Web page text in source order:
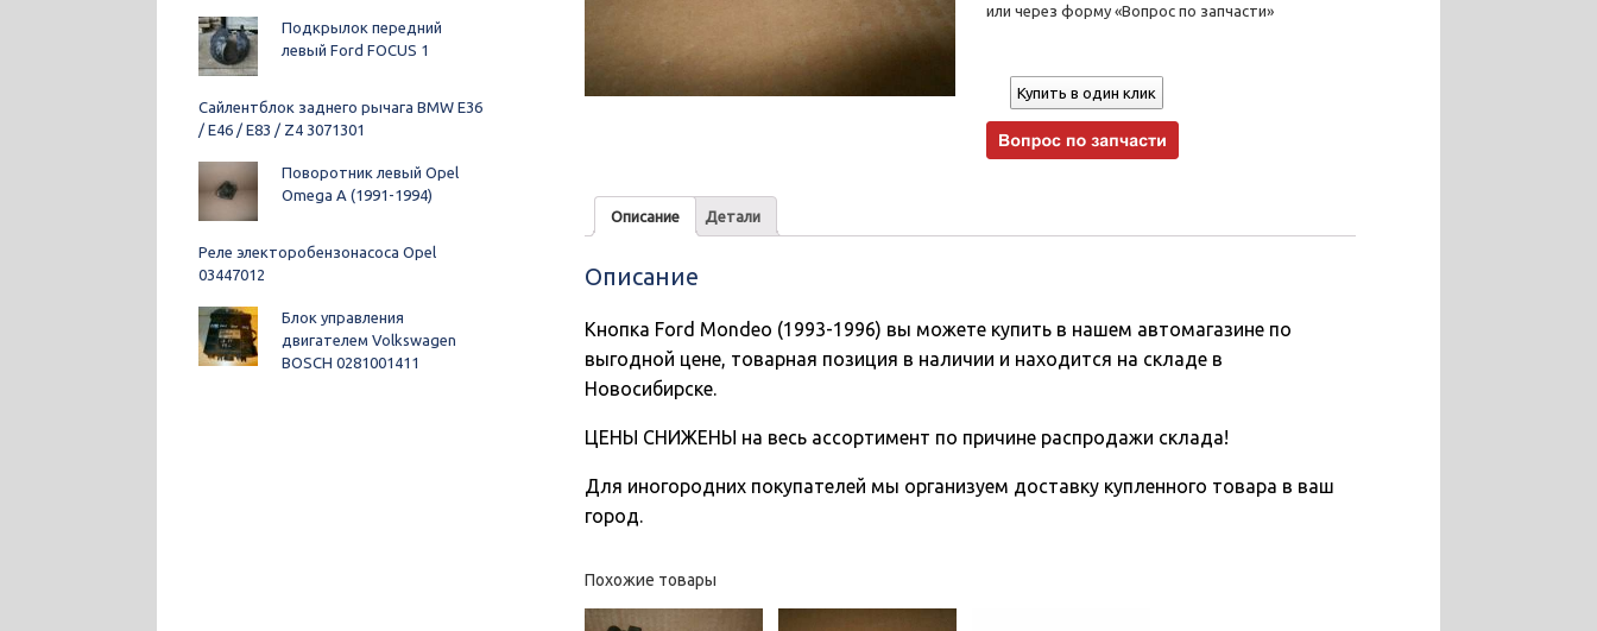
или через форму «Вопрос по запчасти»
Купить в один клик
Описание Детали
Описание
Кнопка Ford Mondeo (1993-1996) вы можете купить в нашем автомагазине по
выгодной цене, товарная позиция в наличии и находится на складе в
Новосибирске.
ЦЕНЫ СНИЖЕНЫ на весь ассортимент по причине распродажи склада!
Для иногородних покупателей мы организуем доставку купленного товара в ваш
город.
Похожие товары
Подкрылок передний
левый Ford FOCUS 1
Сайлентблок заднего рычага BMW E36
/ E46 / E83 / Z4 3071301
Поворотник левый Opel
Omega A (1991-1994)
Реле электоробензонасоса Opel
03447012
Блок управления
двигателем Volkswagen
BOSCH 0281001411